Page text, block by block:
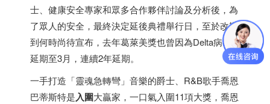
士、健康安全專家和眾多合作夥伴討論及分析後，為
了眾人的安全，最終決定延後典禮舉行日，至於改期
到何時尚待宣布，去年葛萊美獎也曾因為Delta病毒
延期至3月，連續2年延期。
一手打造「靈魂急轉彎」音樂的爵士、R&B歌手喬恩
巴蒂斯特是入圍大贏家，一口氣入圍11項大獎，喬恩